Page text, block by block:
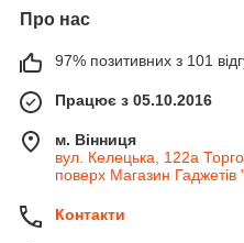
Про нас
97% позитивних з 101
Працює з 05.10.2016
м. Вінниця
вул. Келецька, 122а
поверх Магазин Гаджетів
Контакти